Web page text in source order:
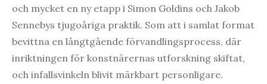
och mycket en ny etapp i Simon Goldins och Jakob
Sennebys tjugoåriga praktik. Som att i samlat format
bevittna en långtgående förvandlingsprocess, där
inriktningen för konstnärernas utforskning skiftat,
och infallsvinkeln blivit märkbart personligare.